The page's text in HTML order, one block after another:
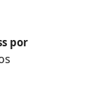
por